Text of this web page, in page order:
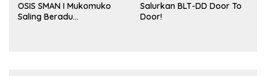
OSIS SMAN I Mukomuko
Saling Beradu
Salurkan BLT-DD Door To
Door!